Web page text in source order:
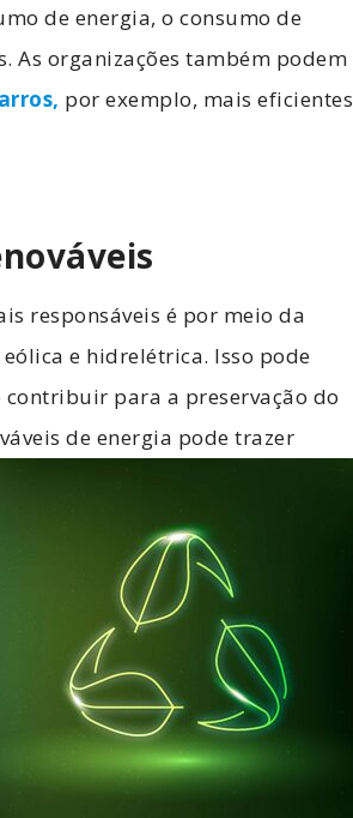
de energia, o consumo de
As organizações também podem
por exemplo, mais eficientes
responsáveis é por meio da
e hidrelétrica. Isso pode
para a preservação do
de energia pode trazer